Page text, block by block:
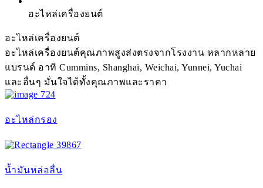
อะไหล่เครื่องยนต์
อะไหล่เครื่องยนต์
อะไหล่เครื่องยนต์คุณภาพสูงส่งตรงจากโรงงาน หลากหลาย
แบรนด์ อาทิ Cummins, Shanghai, Weichai, Yunnei, Yuchai
และอื่นๆ มั่นใจได้ทั้งคุณภาพและราคา
อะไหล่กรอง
น้ำมันหล่อลื่น